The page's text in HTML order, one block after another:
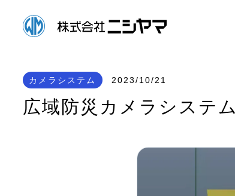
カメラシステム 2023/10/21
広域防災カメラシステム